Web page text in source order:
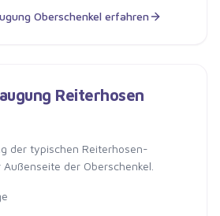
Oberschenkel erfahren
Reiterhosen
der typischen Reiterhosen-
der Oberschenkel.